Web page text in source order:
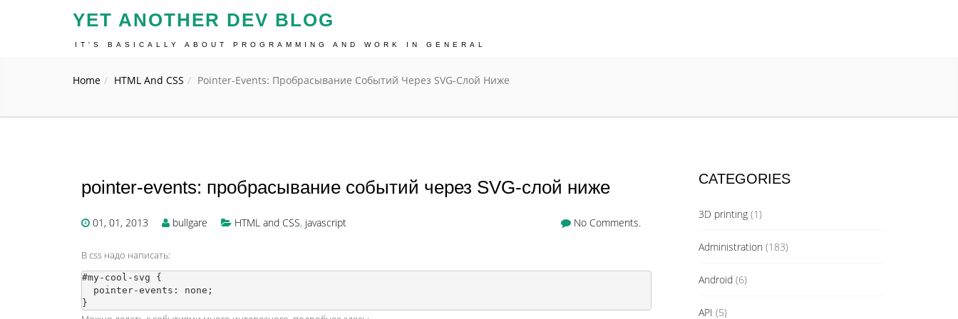
YET ANOTHER DEV BLOG
IT'S BASICALLY ABOUT PROGRAMMING AND WORK IN GENERAL
Home HTML And CSS Pointer-Events: Пробрасывание Событий Через SVG-Слой Ниже
pointer-events: пробрасывание событий через SVG-слой ниже
01, 01, 2013 bullgare HTML and CSS, javascript No Comments.
В css надо написать:
#my-cool-svg {
}
CATEGORIES
3D printing(1)
Administration (183)
Android (6)
API (5)